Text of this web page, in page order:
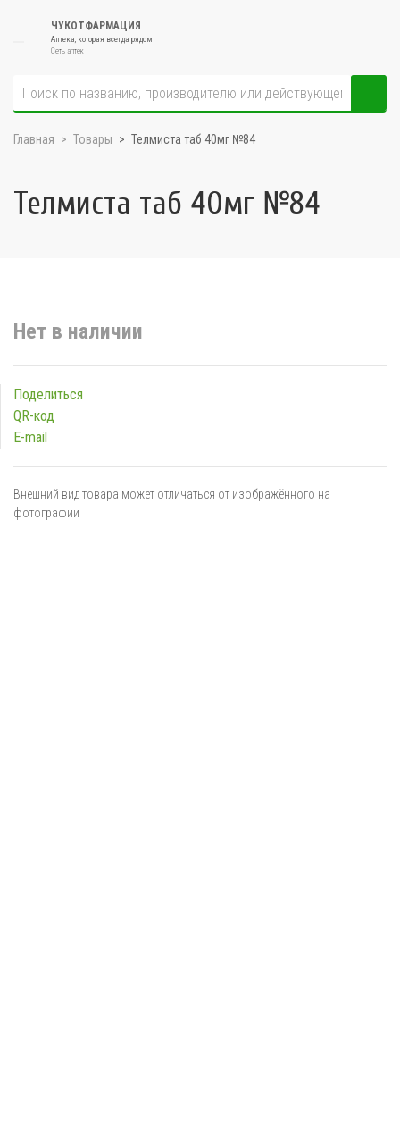
ЧУКОТФАРМАЦИЯ
Аптека, которая всегда рядом
Сеть аптек
Главная Товары Телмиста таб 40мг №84
Телмиста таб 40мг №84
Нет в наличии
Поделиться
QR-код
E-mail
Внешний вид товара может отличаться от изображённого на
фотографии